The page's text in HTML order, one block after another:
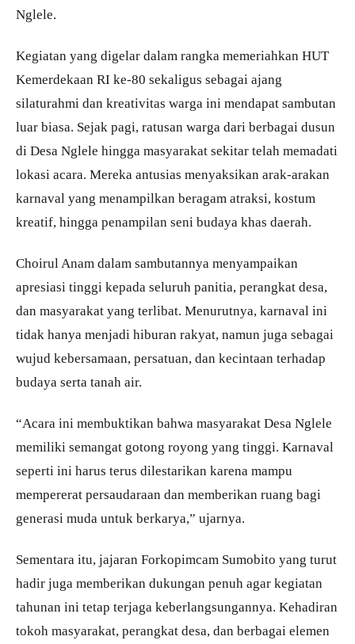
Nglele.
Kegiatan yang digelar dalam rangka memeriahkan HUT
Kemerdekaan RI ke-80 sekaligus sebagai ajang
silaturahmi dan kreativitas warga ini mendapat sambutan
luar biasa. Sejak pagi, ratusan warga dari berbagai dusun
di Desa Nglele hingga masyarakat sekitar telah memadati
lokasi acara. Mereka antusias menyaksikan arak-arakan
karnaval yang menampilkan beragam atraksi, kostum
kreatif, hingga penampilan seni budaya khas daerah.
Choirul Anam dalam sambutannya menyampaikan
apresiasi tinggi kepada seluruh panitia, perangkat desa,
dan masyarakat yang terlibat. Menurutnya, karnaval ini
tidak hanya menjadi hiburan rakyat, namun juga sebagai
wujud kebersamaan, persatuan, dan kecintaan terhadap
budaya serta tanah air.
“Acara ini membuktikan bahwa masyarakat Desa Nglele
memiliki semangat gotong royong yang tinggi. Karnaval
seperti ini harus terus dilestarikan karena mampu
mempererat persaudaraan dan memberikan ruang bagi
generasi muda untuk berkarya,” ujarnya.
Sementara itu, jajaran Forkopimcam Sumobito yang turut
hadir juga memberikan dukungan penuh agar kegiatan
tahunan ini tetap terjaga keberlangsungannya. Kehadiran
tokoh masyarakat, perangkat desa, dan berbagai elemen